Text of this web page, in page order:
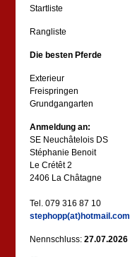
Startliste
Rangliste
Die besten Pferde
Exterieur
Freispringen
Grundgangarten
Anmeldung an:
SE Neuchâtelois DS
Stéphanie Benoit
Le Crétêt 2
2406 La Châtagne
Tel. 079 316 87 10
stephopp(at)hotmail.com
Nennschluss:27.07.2026